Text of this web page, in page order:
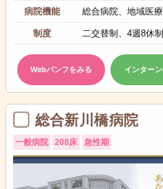
病院機能 総合病院、地域医
制度 二交替制、4週8休
Webパンフをみる インター
総合新川橋病院
一般病院 208床 急性期